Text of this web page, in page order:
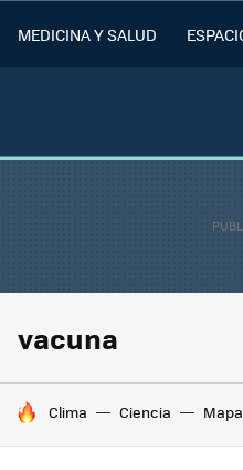
MEDICINA Y SALUD
vacuna
HOY SE HABLA DE
Clima Ciencia Mapa